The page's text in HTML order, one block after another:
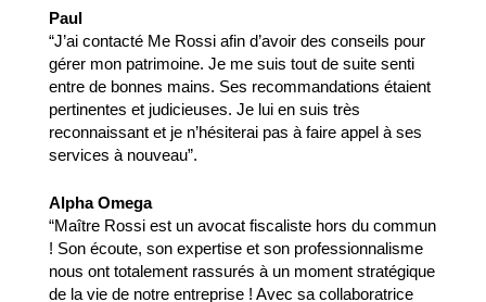
Paul
“J’ai contacté Me Rossi afin d’avoir des conseils pour
gérer mon patrimoine. Je me suis tout de suite senti
entre de bonnes mains. Ses recommandations étaient
pertinentes et judicieuses. Je lui en suis très
reconnaissant et je n’hésiterai pas à faire appel à ses
services à nouveau”.
Alpha Omega
“Maître Rossi est un avocat fiscaliste hors du commun
! Son écoute, son expertise et son professionnalisme
nous ont totalement rassurés à un moment stratégique
de la vie de notre entreprise ! Avec sa collaboratrice